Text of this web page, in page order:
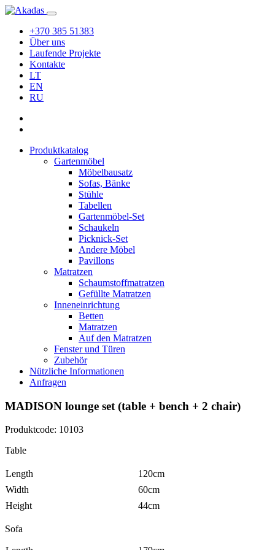
+370 385 51383
Über uns
Laufende Projekte
Kontakte
LT
EN
RU
Produktkatalog
Gartenmöbel
Möbelbausatz
Sofas, Bänke
Stühle
Tabellen
Gartenmöbel-Set
Schaukeln
Picknick-Set
Andere Möbel
Pavillons
Matratzen
Schaumstoffmatratzen
Gefüllte Matratzen
Inneneinrichtung
Betten
Matratzen
Auf den Matratzen
Fenster und Türen
Zubehör
Nützliche Informationen
Anfragen
MADISON lounge set (table + bench + 2 chair)
Produktcode: 10103
Table
Length
120cm
Width
60cm
Height
44cm
Sofa